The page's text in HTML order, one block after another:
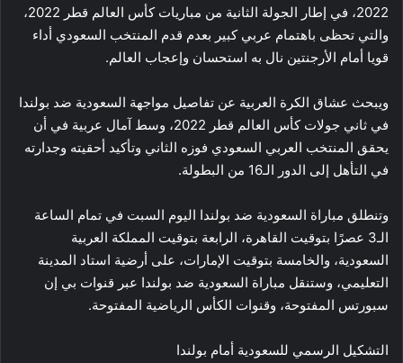
2022، في إطار الجولة الثانية من مباريات كأس العالم قطر 2022،
والتي تحظى باهتمام عربي كبير بعدم قدم المنتخب السعودي أداء
قويا أمام الأرجنتين نال به استحسان وإعجاب العالم.
ويبحث عشاق الكرة العربية عن تفاصيل مواجهة السعودية ضد بولندا
في ثاني جولات كأس العالم قطر 2022، وسط آمال عربية في أن
يحقق المنتخب العربي السعودي فوزه الثاني وتأكيد أحقيته وجدارته
في التأهل إلى الدور الـ16 من البطولة.
وتنطلق مباراة السعودية ضد بولندا اليوم السبت في تمام الساعة
الـ3 عصرًا بتوقيت القاهرة، الرابعة بتوقيت المملكة العربية
السعودية، والخامسة بتوقيت الإمارات، على أرضية استاد المدينة
التعليمي، وستنقل مباراة السعودية ضد بولندا عبر قنوات بي إن
سبورتس المفتوحة، وقنوات الكأس الرياضية المفتوحة.
التشكيل الرسمي للسعودية أمام بولندا